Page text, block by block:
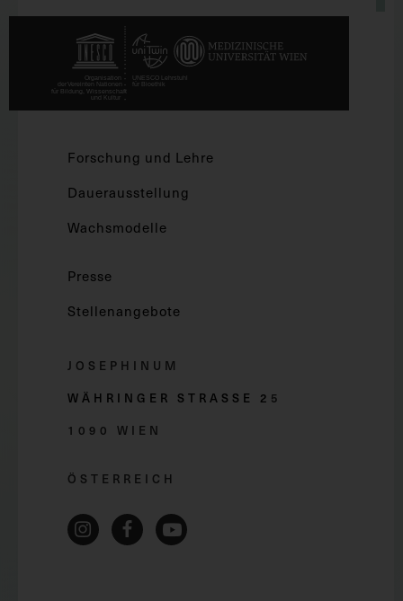
Forschung und Lehre
Dauerausstellung
Wachsmodelle
Presse
Stellenangebote
JOSEPHINUM
WÄHRINGER STRASSE 2 5
1090 WIEN
ÖSTERREICH